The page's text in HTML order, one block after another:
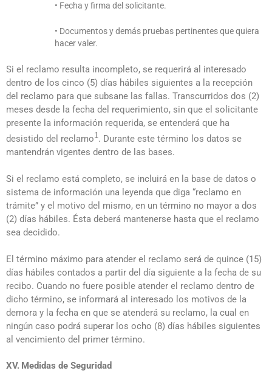
• Fecha y firma del solicitante.
• Documentos y demás pruebas pertinentes que quiera
hacer valer.
Si el reclamo resulta incompleto, se requerirá al interesado
dentro de los cinco (5) días hábiles siguientes a la recepción
del reclamo para que subsane las fallas. Transcurridos dos (2)
meses desde la fecha del requerimiento, sin que el solicitante
presente la información requerida, se entenderá que ha
desistido del reclamo1. Durante este término los datos se
mantendrán vigentes dentro de las bases.
Si el reclamo está completo, se incluirá en la base de datos o
sistema de información una leyenda que diga “reclamo en
trámite” y el motivo del mismo, en un término no mayor a dos
(2) días hábiles. Ésta deberá mantenerse hasta que el reclamo
sea decidido.
El término máximo para atender el reclamo será de quince (15)
días hábiles contados a partir del día siguiente a la fecha de su
recibo. Cuando no fuere posible atender el reclamo dentro de
dicho término, se informará al interesado los motivos de la
demora y la fecha en que se atenderá su reclamo, la cual en
ningún caso podrá superar los ocho (8) días hábiles siguientes
al vencimiento del primer término.
XV. Medidas de Seguridad